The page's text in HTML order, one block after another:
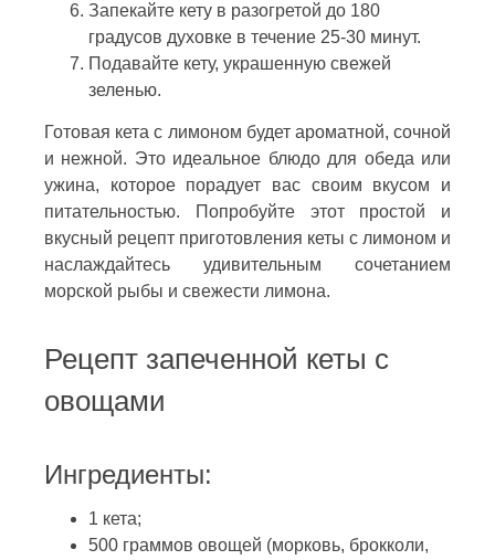
Запекайте кету в разогретой до 180
градусов духовке в течение 25-30 минут.
Подавайте кету, украшенную свежей
зеленью.
Готовая кета с лимоном будет ароматной, сочной
и нежной. Это идеальное блюдо для обеда или
ужина, которое порадует вас своим вкусом и
питательностью. Попробуйте этот простой и
вкусный рецепт приготовления кеты с лимоном и
наслаждайтесь удивительным сочетанием
морской рыбы и свежести лимона.
Рецепт запеченной кеты с
овощами
Ингредиенты:
1 кета;
500 граммов овощей (морковь, брокколи,